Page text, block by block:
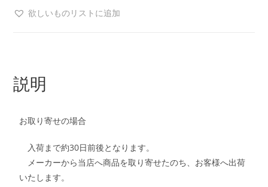
欲しいものリストに追加
説明
お取り寄せの場合
入荷まで約30日前後となります。
メーカーから当店へ商品を取り寄せたのち、お客様へ出荷
いたします。